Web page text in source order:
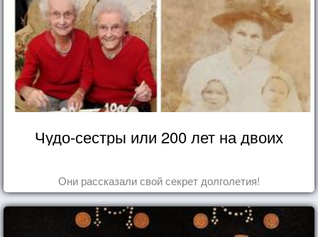
Чудо-сестры или 200 лет на двоих
Они рассказали свой секрет долголетия!